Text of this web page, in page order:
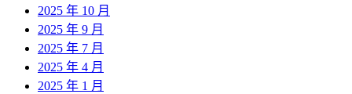
2025 年 10 月
2025 年 9 月
2025 年 7 月
2025 年 4 月
2025 年 1 月